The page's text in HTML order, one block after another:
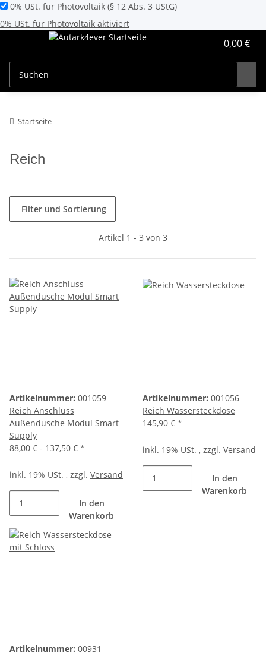
0% USt. für Photovoltaik (§ 12 Abs. 3 UStG)
0% USt. für Photovoltaik aktiviert
0,00 €
Startseite
Reich
Filter und Sortierung
Artikel 1 - 3 von 3
Artikelnummer: 001059
Reich Anschluss
Außendusche Modul Smart
Supply
88,00 € - 137,50 € *
inkl. 19% USt. , zzgl. Versand
In den
Warenkorb
Artikelnummer: 001056
Reich Wassersteckdose
145,90 € *
inkl. 19% USt. , zzgl. Versand
In den
Warenkorb
Artikelnummer: 00931